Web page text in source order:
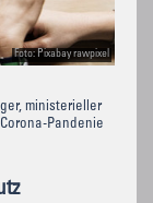
Foto: Pixabay rawpixel
ministerieller
Pandenie